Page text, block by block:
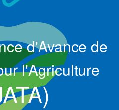
d'Avance de
l'Agriculture